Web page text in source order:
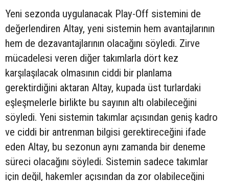
Yeni sezonda uygulanacak Play-Off sistemini de
değerlendiren Altay, yeni sistemin hem avantajlarının
hem de dezavantajlarının olacağını söyledi. Zirve
mücadelesi veren diğer takımlarla dört kez
karşılaşılacak olmasının ciddi bir planlama
gerektirdiğini aktaran Altay, kupada üst turlardaki
eşleşmelerle birlikte bu sayının altı olabileceğini
söyledi. Yeni sistemin takımlar açısından geniş kadro
ve ciddi bir antrenman bilgisi gerektireceğini ifade
eden Altay, bu sezonun aynı zamanda bir deneme
süreci olacağını söyledi. Sistemin sadece takımlar
için değil, hakemler açısından da zor olabileceğini